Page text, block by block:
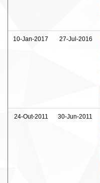
10-Jan-2017 27-Jul-2016
24-Out-2011 30-Jun-2011